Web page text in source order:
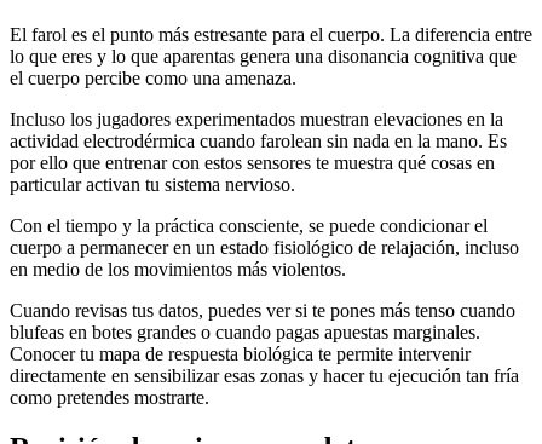
El farol es el punto más estresante para el cuerpo. La diferencia entre
lo que eres y lo que aparentas genera una disonancia cognitiva que
el cuerpo percibe como una amenaza.
Incluso los jugadores experimentados muestran elevaciones en la
actividad electrodérmica cuando farolean sin nada en la mano. Es
por ello que entrenar con estos sensores te muestra qué cosas en
particular activan tu sistema nervioso.
Con el tiempo y la práctica consciente, se puede condicionar el
cuerpo a permanecer en un estado fisiológico de relajación, incluso
en medio de los movimientos más violentos.
Cuando revisas tus datos, puedes ver si te pones más tenso cuando
blufeas en botes grandes o cuando pagas apuestas marginales.
Conocer tu mapa de respuesta biológica te permite intervenir
directamente en sensibilizar esas zonas y hacer tu ejecución tan fría
como pretendes mostrarte.